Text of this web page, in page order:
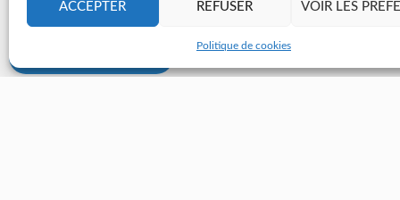
ACCEPTER REFUSER VOIR LES
Politique de cookies